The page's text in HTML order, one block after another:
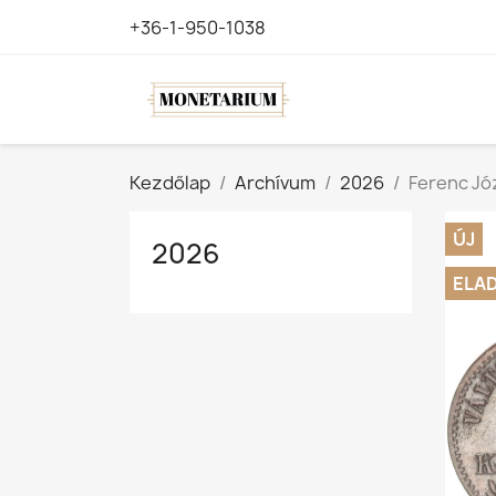
+36-1-950-1038
Kezdőlap Archívum 2026 Ferenc
2026
ÚJ